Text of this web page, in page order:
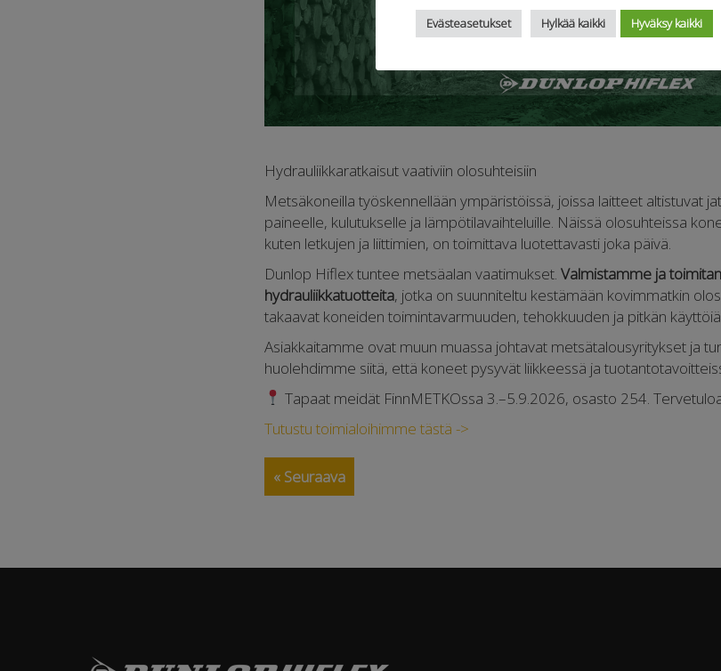
Hydrauliikkaratkaisut vaativiin olosuhteisiin
Metsäkoneilla työskennellään ympäristöissä, joissa laitteet altistuvat
paineelle, kulutukselle ja lämpötilavaihteluille. Näissä olosuhteissa
kuten letkujen ja liittimien, on toimittava luotettavasti joka päivä.
Dunlop Hiflex tuntee metsäalan vaatimukset. Valmistamme ja
hydrauliikkatuotteita, jotka on suunniteltu kestämään kovimmatkin
takaavat koneiden toimintavarmuuden, tehokkuuden ja pitkän
Asiakkaitamme ovat muun muassa johtavat metsätalousyritykset ja
huolehdimme siitä, että koneet pysyvät liikkeessä ja
Tapaat meidät FinnMETKOssa 3.–5.9.2026, osasto 254.
Tutustu toimialoihimme tästä ->
« Seuraava
Evästeasetukset Hylkää kaikki Hyväksy kaikki